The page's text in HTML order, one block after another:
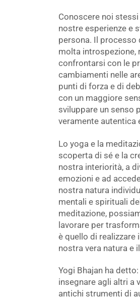
Conoscere noi
nostre esperienze e
persona. Il processo
molta introspezione,
confrontarsi con le
cambiamenti nelle
punti di forza e di
con un maggiore
sviluppare un senso
veramente autentica
Lo yoga e la
scoperta di sé e la
nostra interiorità, a
emozioni e ad
nostra natura
mentali e spirituali
meditazione,
lavorare per
è quello di realizzare
nostra vera natura e
Yogi Bhajan ha
insegnare agli altri a
antichi strumenti di